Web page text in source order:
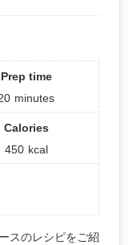
Prep time
minutes
Calories
450 kcal
スのレシピをご紹